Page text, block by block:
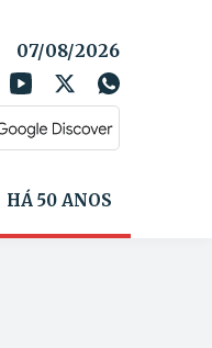
07/08/2026
HÁ 50 ANOS